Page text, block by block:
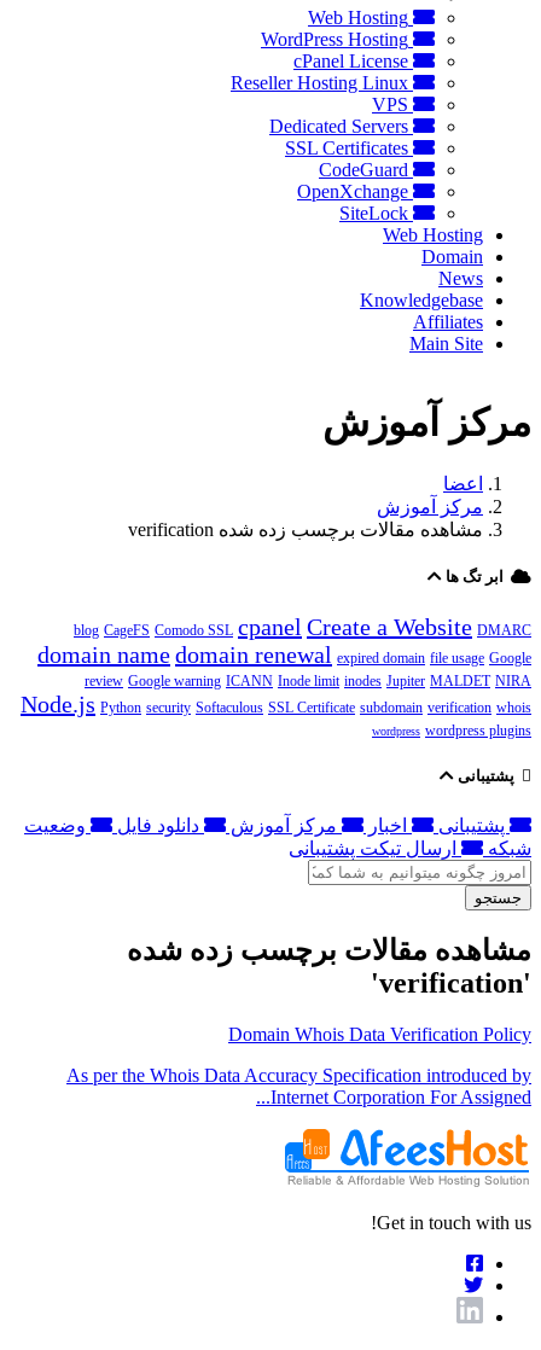
Web Hosting
Domain
News
Knowledgebase
Affiliates
Main Site
مرکز آموزش
اعضا
مرکز آموزش
مشاهده مقالات برچسب زده شده verification
ابر تگ ها
blog CageFS Comodo SSL cpanel Create a Website DMARC
domain namedomain renewal expired domain file usage Google
review Google warning ICANN Inode limit inodes Jupiter MALDET NIRA
Node.js Python security Softaculous SSL Certificate subdomain verification whois
wordpress wordpress plugins
پشتیبانی
پشتیبانی اخبار مرکز آموزش دانلود فایل
وضعیت
شبکه
ارسال تیکت پشتیبانی
جستجو
مشاهده مقالات برچسب زده شده
'verification'
Domain Whois Data Verification Policy
As per the Whois Data Accuracy Specification introduced by
Internet Corporation For Assigned...
Get in touch with us!